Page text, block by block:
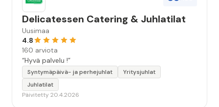
Delicatessen Catering & Juhlatilat
Uusimaa
4.8
160 arviota
“Hyvä palvelu !”
Syntymäpäivä- ja perhejuhlat
Yritysjuhlat
Juhlatilat
Päivitetty 20.4.2026